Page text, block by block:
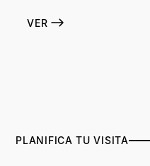
VER
PLANIFICA TU VISITA